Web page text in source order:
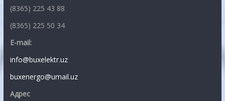
(8365) 225 43 88
(8365) 225 50 34
E-mail:
info@buxelektr.uz
buxenergo@umail.uz
Адрес